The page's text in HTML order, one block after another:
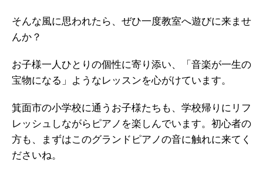
そんな風に思われたら、ぜひ一度教室へ遊びに来ませ
んか？
お子様一人ひとりの個性に寄り添い、「音楽が一生の
宝物になる」ようなレッスンを心がけています。
箕面市の小学校に通うお子様たちも、学校帰りにリフ
レッシュしながらピアノを楽しんでいます。初心者の
方も、まずはこのグランドピアノの音に触れに来てく
ださいね。